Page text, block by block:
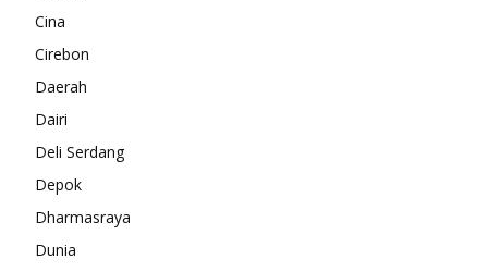
Cina
Cirebon
Daerah
Dairi
Deli Serdang
Depok
Dharmasraya
Dunia